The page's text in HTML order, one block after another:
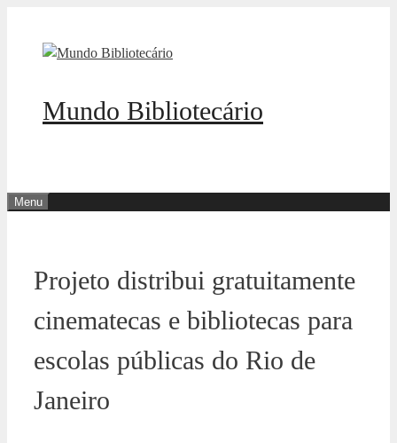
Mundo Bibliotecário
Menu
Projeto distribui gratuitamente
cinematecas e bibliotecas para
escolas públicas do Rio de
Janeiro